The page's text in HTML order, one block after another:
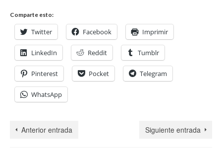
Comparte esto:
Twitter Facebook Imprimir
LinkedIn Reddit Tumblr
Pinterest Pocket Telegram
WhatsApp
Anterior entrada Siguiente entrada